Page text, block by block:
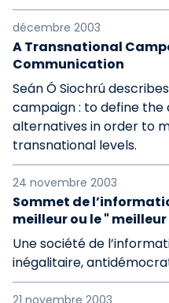
décembre 2003
A Transnational
Communication
Seán Ó Siochrú
campaign : to define the
alternatives in order to
transnational levels.
24 novembre 2003
Sommet de
meilleur ou le "
Une société de
inégalitaire,
21 novembre 2003